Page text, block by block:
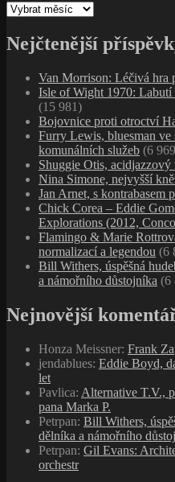
Archivy
Nejčtenější
Van Morrison: Léčivá hra
Isle of Wight 1970:
(15 981)
Bojovnice proti otroctví
Furry Lewis, bluesman ve
komunálních služeb (6
Shuggie Otis, acidjazzový
Nina Simone, nejvyšší
Jan Arnet, s kontrabasem
Chick Corea – Eddie
Explorations (2012,
Flamingo & Marie
normalizací a legendou (6
Bill Withers, úspěšná
a námořního důstojníka (6
Nejnovější
Honza Meissner: Frank
jendablues: Eddie Boyd,
let
Pavlica: Alternative T.V.,
pana Marka P.
Petrpan: Bill Withers,
dělníka a námořního
Petrpan: Gil Evans:
orchestr